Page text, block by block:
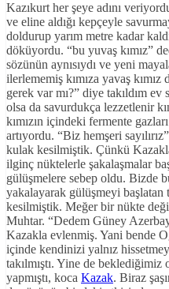
Kazıkurt her şeye adını
ve eline aldığı kepçeyle
doldurup yarım metre kadar
döküyordu. “bu yuvaş kımız”
sözünün aynısıydı ve yeni
ilerlememiş kımıza yavaş
gerek var mı?” diye takıldım
olsa da savurdukça lezzetlenir
kımızın içindeki fermente
artıyordu. “Biz hemşeri
kulak kesilmiştik. Çünkü
ilginç nüktelerle şakalaşmalar
gülüşmelere sebep oldu. Bizde
yakalayarak gülüşmeyi
kesilmiştik. Meğer bir nükte
Muhtar. “Dedem Güney
Kazakla evlenmiş. Yani bende
içinde kendinizi yalnız
takılmıştı. Yine de beklediğimiz
yapmıştı, koca Kazak. Biraz